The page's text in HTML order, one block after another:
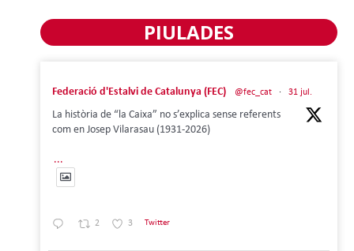
PIULADES
Federació d'Estalvi de Catalunya (FEC) @fec_cat · 31 jul.
La història de “la Caixa” no s’explica sense referents
com en Josep Vilarasau (1931-2026)
...
2 3 Twitter